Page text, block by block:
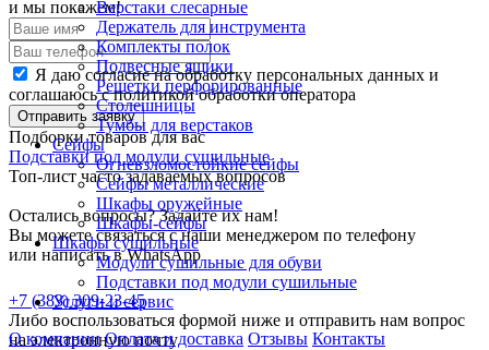
Верстаки слесарные
Держатель для инструмента
Комплекты полок
Подвесные ящики
Решетки перфорированные
Столешницы
Тумбы для верстаков
Сейфы
Огневзломостойкие сейфы
Сейфы металлические
Шкафы оружейные
Шкафы-сейфы
Шкафы сушильные
Модули сушильные для обуви
Подставки под модули сушильные
Услуги и сервис
О компании Оплата и доставка Отзывы Контакты
и мы покажем!
Я даю согласие на обработку персональных данных и
соглашаюсь с политикой обработки оператора
Отправить заявку
Подборки товаров для вас
Подставки под модули сушильные
Топ-лист часто задаваемых вопросов
Остались вопросы? Задайте их нам!
Вы можете связаться с наши менеджером по телефону
или написать в WhatsApp
+7 (383) 309-23-45
Либо воспользоваться формой ниже и отправить нам вопрос
на электронную почту